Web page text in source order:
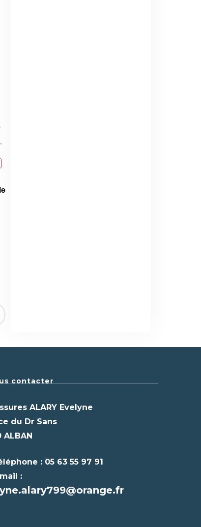
contacter
ALARY Evelyne
du Dr Sans
ALBAN
: 05 63 55 97 91
: